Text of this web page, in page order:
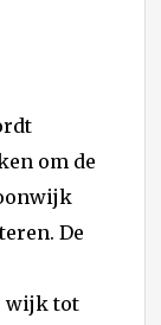
om de
De
wijk tot